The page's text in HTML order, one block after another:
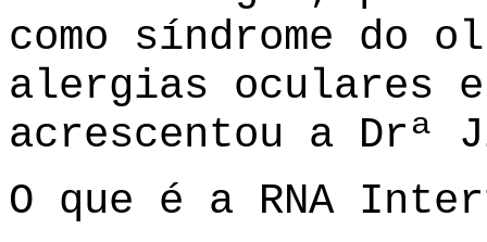
como síndrome do
alergias oculares
acrescentou a Drª
O que é a RNA